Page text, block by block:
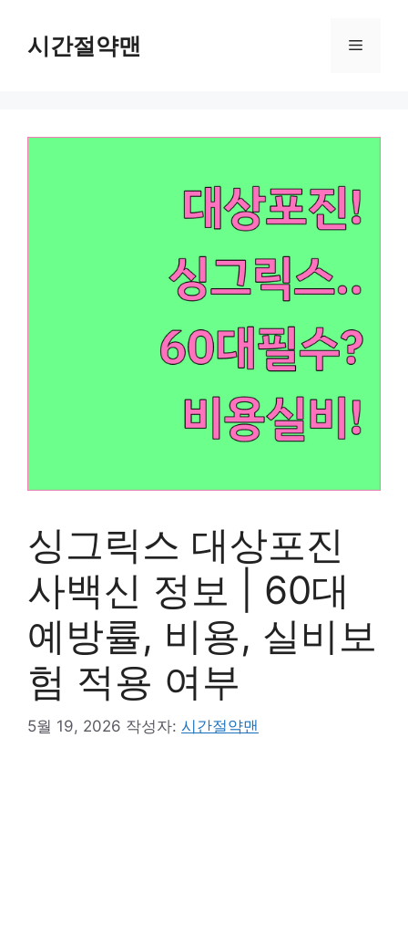
시간절약맨 메
싱그릭스 대상포진
사백신 정보 | 60대
예방률, 비용, 실비보
험 적용 여부
5월 19, 2026 작성자: 시간절약맨